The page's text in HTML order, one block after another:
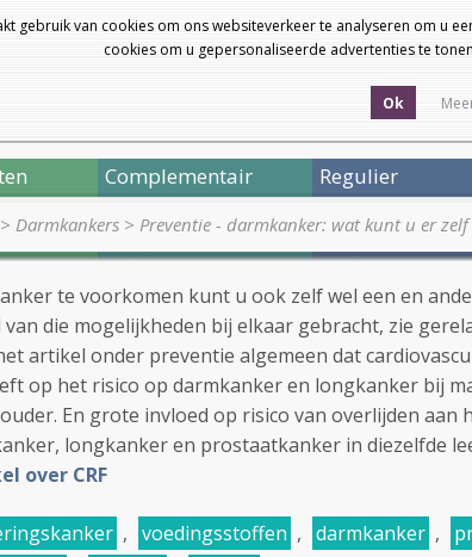
gebruik van cookies om ons websiteverkeer te analyseren om u
cookies om u gepersonaliseerde advertenties te
Ok
Complementair Regulier
> Darmkankers > Preventie - darmkanker: wat kunt u er
te voorkomen kunt u ook zelf wel een en
die mogelijkheden bij elkaar gebracht, zie
artikel onder preventie algemeen dat
op het risico op darmkanker en longkanker bij
En grote invloed op risico van overlijden aan
longkanker en prostaatkanker in diezelfde
over CRF
, voedingsstoffen , darmkanker ,